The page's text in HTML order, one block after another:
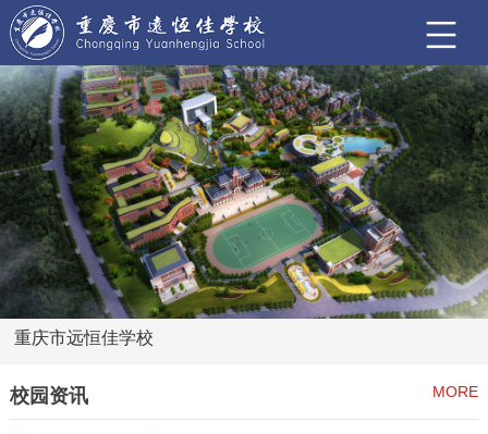
重庆市远恒佳学校
校园资讯 MORE